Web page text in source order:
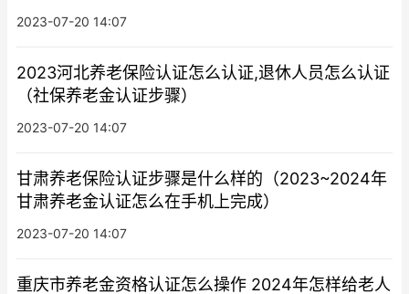
2023-07-20 14:07
2023河北养老保险认证怎么认证,退休人员怎么认证
（社保养老金认证步骤）
2023-07-20 14:07
甘肃养老保险认证步骤是什么样的（2023~2024年
甘肃养老金认证怎么在手机上完成）
2023-07-20 14:07
重庆市养老金资格认证怎么操作 2024年怎样给老人